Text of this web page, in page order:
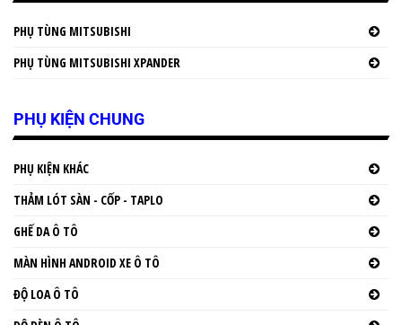
PHỤ TÙNG MITSUBISHI
PHỤ TÙNG MITSUBISHI XPANDER
PHỤ KIỆN CHUNG
PHỤ KIỆN KHÁC
THẢM LÓT SÀN - CỐP - TAPLO
GHẾ DA Ô TÔ
MÀN HÌNH ANDROID XE Ô TÔ
ĐỘ LOA Ô TÔ